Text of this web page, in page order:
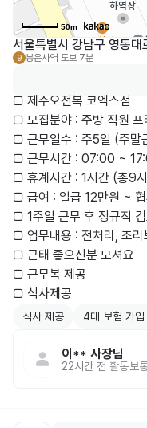
50m
서울특별시 강남구 영동
9 봉은사역 도보 7분
□ 제주오전복 코엑스점
□ 모집분야 : 주방 직원 프
□ 근무일수 : 주5일 (주말
□ 근무시간 : 07:00 ~
□ 휴계시간 : 1시간 (총9
□ 급여 : 일급 12만원 ~
□ 1주일 근무 후 정규직
□ 업무내용 : 전처리, 조리
□ 근태 좋으신분 모셔요
□ 근무복 제공
□ 식사제공
식사 제공 4대 보험 가입
이** 사장님
22시간 전 활동보